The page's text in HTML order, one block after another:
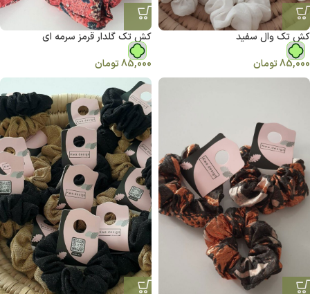
کش تک وال سفید
85,000تومان
کش تک گلدار قرمز سرمه ای
85,000تومان